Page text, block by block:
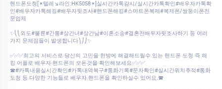
핸드폰도청[✴️텔레↘라인:HK5058✴️]실시간카톡감시/실시간카톡확인#배우자카톡확
인#배우자카톡해킹#배우자뒷조사#핸드폰해킹#스마트폰복제#복제폰/쌍둥이폰전
문업체
✨⎝⎝외도#불륜#간통#상간녀#상간남#이혼소송#결혼전배우자뒷조사하기 등 여러
가지 문제점들이 발생합니다⎞⎠⎠✨
✅✅✅최고의 서비스로 당신의 고민을 한방에 해결해드릴수 있는 핸드폰 도청 즉 해
킹 어플로 배우자 핸드폰의 모든것을 확인해보세요✅✅✅
☎#카톡내용실시간확인#카톡내역복구#통화기록#문자확인#실시간위치추적#통화
도청 등 다양한 기능들로 배우자 핸드폰을 확인하실수 있어요.☎